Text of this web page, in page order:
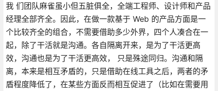
我 们团队麻雀虽小但五脏俱全，全端工程师、设计师和产品
经理全部齐全。因此，在做一款基于 Web 的产品方面是一
个比较齐全的组合，不需要借助多少外界，四个人凑合在一
起，除了干活就是沟通。各自隔离开来，是为了干活更高
效，沟通也是为了干活更高效， 只是殊途同归。沟通和隔
离，本来是相互矛盾的，只是借助在线工具之后，两者的矛
盾程度降低了，在某些方面反而相互促进了（比如在需要用